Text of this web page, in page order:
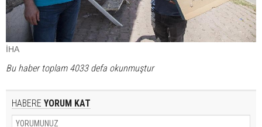
İHA
Bu haber toplam 4033 defa okunmuştur
HABERE YORUM KAT